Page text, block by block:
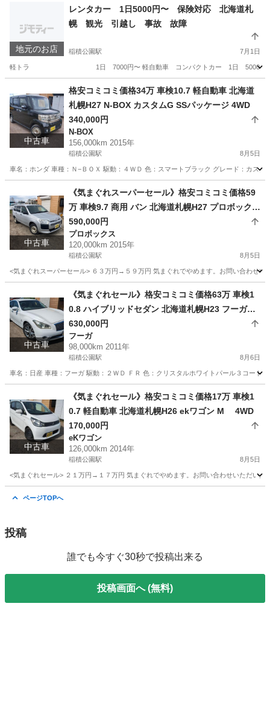
稲積公園駅 ゼスト 預かり金
地元のお店
レンタカー 1日5000円〜 保険対応 北海道札
幌 観光 引越し 事故 故障
稲積公園駅 7月1日
軽トラ 1日 7000円〜 軽自動車 コンパクトカー 1日 5000円〜 ワン
稲積公園駅 その他 レンタカー
中古車
格安コミコミ価格34万 車検10.7 軽自動車 北海道
札幌H27 N-BOX カスタムG SSパッケージ 4WD
340,000円
N-BOX
156,000km 2015年
稲積公園駅 8月5日
車名：ホンダ 車種：Ｎ−ＢＯＸ 駆動：４ＷＤ 色：スマートブラック グレード：カス
稲積公園駅 N-BOX 預かり金
中古車
《気まぐれスーパーセール》格安コミコミ価格59
万 車検9.7 商用 バン 北海道札幌H27 プロボックス
バン4WD
590,000円
プロボックス
120,000km 2015年
稲積公園駅 8月5日
<気まぐれスーパーセール> ６３万円→５９万円 気まぐれでやめます。お問い合わせ
稲積公園駅 プロボックス バン
中古車
《気まぐれセール》格安コミコミ価格63万 車検1
0.8 ハイブリッドセダン 北海道札幌H23 フーガハ
イブリッド 2WD FR
630,000円
フーガ
98,000km 2011年
稲積公園駅 8月6日
車名：日産 車種：フーガ 駆動：２ＷＤ ＦＲ 色：クリスタルホワイトパール３コー
稲積公園駅 フーガ フーガハイブリッド
中古車
《気まぐれセール》格安コミコミ価格17万 車検1
0.7 軽自動車 北海道札幌H26 ekワゴン M 4WD
170,000円
eKワゴン
126,000km 2014年
稲積公園駅 8月5日
<気まぐれセール> ２１万円→１７万円 気まぐれでやめます。お問い合わせいただい
ページTOPへ
投稿
誰でも今すぐ30秒で投稿出来る
投稿画面へ (無料)